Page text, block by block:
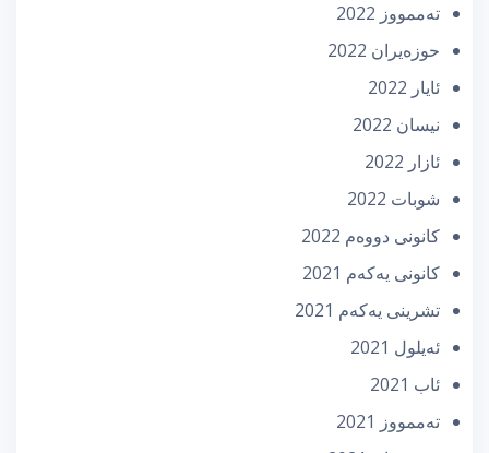
تەممووز 2022
حوزه‌یران 2022
ئایار 2022
نیسان 2022
ئازار 2022
شوبات 2022
كانونی دووه‌م 2022
كانونی یه‌كه‌م 2021
تشرینی یه‌كه‌م 2021
ئه‌یلول 2021
ئاب 2021
تەممووز 2021